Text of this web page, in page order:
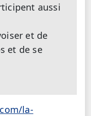
aussi
et de
et de se
la-